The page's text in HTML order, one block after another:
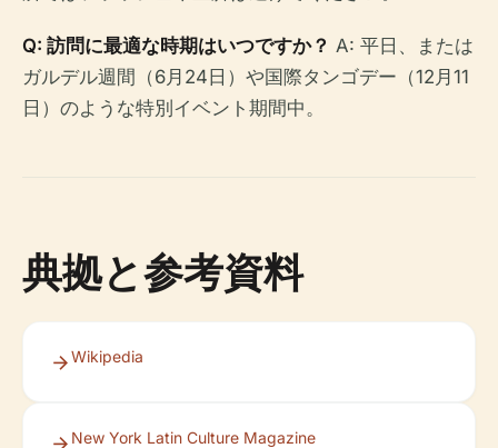
Q: 訪問に最適な時期はいつですか？ A: 平日、または
ガルデル週間（6月24日）や国際タンゴデー（12月11
日）のような特別イベント期間中。
典拠と参考資料
Wikipedia
New York Latin Culture Magazine